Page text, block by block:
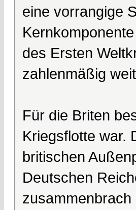
eine vorrangige
des Ersten
zahlenmäßig
Für die Briten
Kriegsflotte war.
britischen
Deutschen